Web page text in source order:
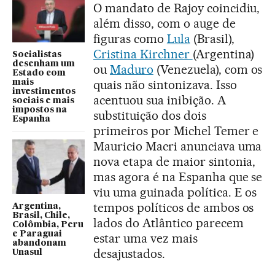
Socialistas
desenham um
Estado com
mais
investimentos
sociais e mais
impostos na
Espanha
Argentina,
Brasil, Chile,
Colômbia, Peru
e Paraguai
abandonam
Unasul
O mandato de Rajoy coincidiu,
além disso, com o auge de
figuras como Lula(Brasil),
Cristina Kirchner (Argentina)
ou Maduro (Venezuela), com os
quais não sintonizava. Isso
acentuou sua inibição. A
substituição dos dois
primeiros por Michel Temer e
Mauricio Macri anunciava uma
nova etapa de maior sintonia,
mas agora é na Espanha que se
viu uma guinada política. E os
tempos políticos de ambos os
lados do Atlântico parecem
estar uma vez mais
desajustados.